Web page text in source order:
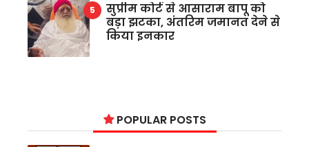
सुप्रीम कोर्ट से आसाराम बापू को
बड़ा झटका, अंतरिम जमानत देने से
किया इनकार
POPULAR POSTS